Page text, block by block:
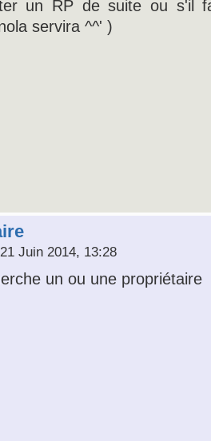
un RP de suite ou s'il
servira ^^' )
Juin 2014, 13:28
un ou une propriétaire